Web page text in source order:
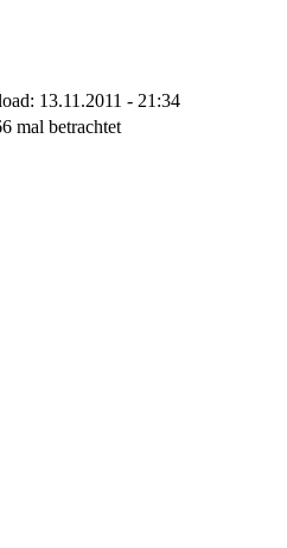
13.11.2011 - 21:34
mal betrachtet